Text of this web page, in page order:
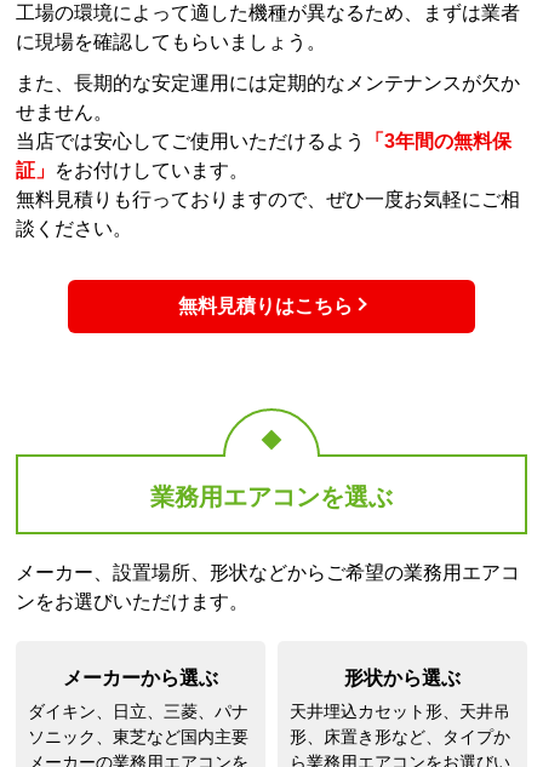
工場の環境によって適した機種が異なるため、まずは業者
に現場を確認してもらいましょう。
また、長期的な安定運用には定期的なメンテナンスが欠か
せません。
当店では安心してご使用いただけるよう
「3年間の無料保
証」 をお付けしています。
無料見積りも行っておりますので、ぜひ一度お気軽にご相
談ください。
無料見積りはこちら
業務用エアコンを選ぶ
メーカー、設置場所、形状などからご希望の業務用エアコ
ンをお選びいただけます。
メーカーから選ぶ
ダイキン、日立、三菱、パナ
ソニック、東芝など国内主要
メーカーの業務用エアコンを
形状から選ぶ
天井埋込カセット形、天井吊
形、床置き形など、タイプか
ら業務用エアコンをお選びい